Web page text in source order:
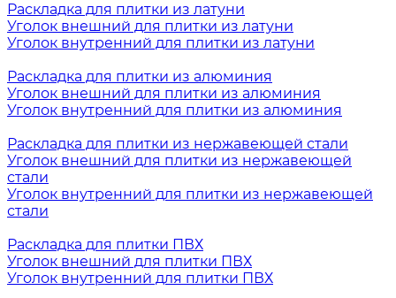
Раскладка для плитки из латуни
Уголок внешний для плитки из латуни
Уголок внутренний для плитки из латуни
Раскладка для плитки из алюминия
Уголок внешний для плитки из алюминия
Уголок внутренний для плитки из алюминия
Раскладка для плитки из нержавеющей стали
Уголок внешний для плитки из нержавеющей
стали
Уголок внутренний для плитки из нержавеющей
стали
Раскладка для плитки ПВХ
Уголок внешний для плитки ПВХ
Уголок внутренний для плитки ПВХ